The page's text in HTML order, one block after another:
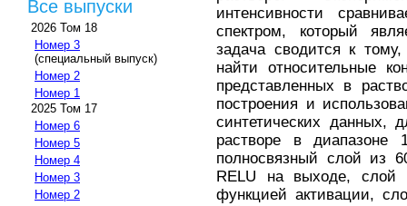
Все выпуски
2026 Том 18
Номер 3
(специальный выпуск)
Номер 2
Номер 1
2025 Том 17
Номер 6
Номер 5
Номер 4
Номер 3
Номер 2
интенсивности
спектром, который
задача сводится к
найти относительные
представленных в
построения и
синтетических данных,
растворе в диапазоне
полносвязный слой из
RELU на выходе, слой
функцией активации,